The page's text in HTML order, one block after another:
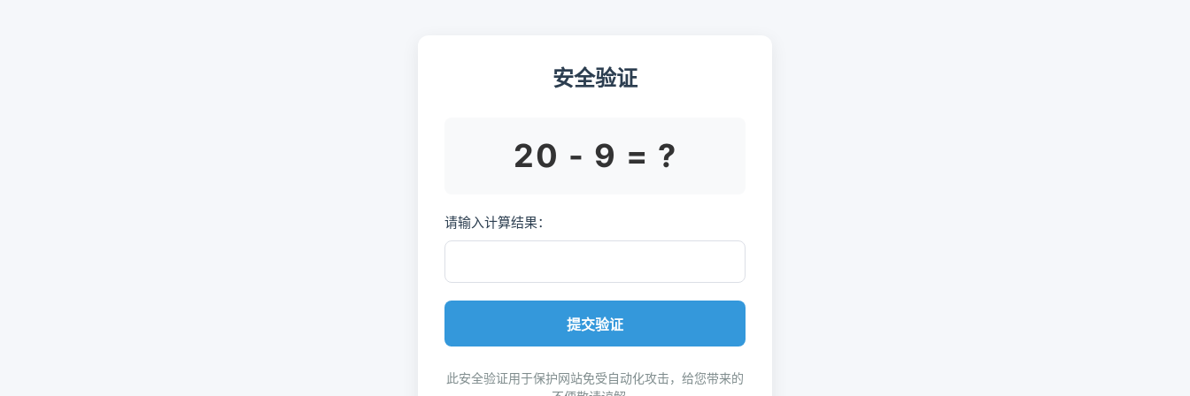
安全验证
20 - 9 = ?
请输入计算结果：
提交验证
此安全验证用于保护网站免受自动化攻击，给您带来的